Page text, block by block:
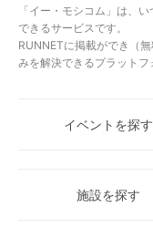
「イー・モシコム」は、
できるサービスです。
RUNNETに掲載ができ（
みを解決できるプラットフ
イベントを探す
施設を探す